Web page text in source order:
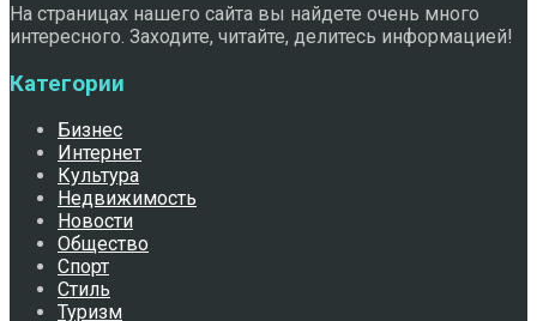
На страницах нашего сайта вы найдете очень много
интересного. Заходите, читайте, делитесь информацией!
Категории
Бизнес
Интернет
Культура
Недвижимость
Новости
Общество
Спорт
Стиль
Туризм